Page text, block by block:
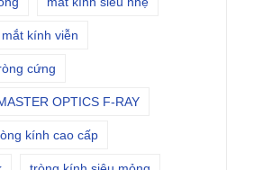
mắt kính viễn
cứng
OPTICS F-RAY
kính cao cấp